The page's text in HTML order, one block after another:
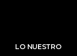
LO NUESTRO